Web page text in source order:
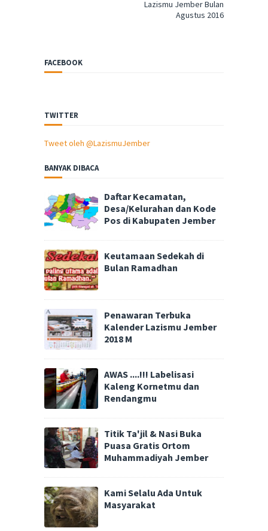
Lazismu Jember Bulan
Agustus 2016
FACEBOOK
TWITTER
Tweet oleh @LazismuJember
BANYAK DIBACA
Daftar Kecamatan,
Desa/Kelurahan dan Kode
Pos di Kabupaten Jember
Keutamaan Sedekah di
Bulan Ramadhan
Penawaran Terbuka
Kalender Lazismu Jember
2018 M
AWAS ....!!! Labelisasi
Kaleng Kornetmu dan
Rendangmu
Titik Ta'jil & Nasi Buka
Puasa Gratis Ortom
Muhammadiyah Jember
Kami Selalu Ada Untuk
Masyarakat